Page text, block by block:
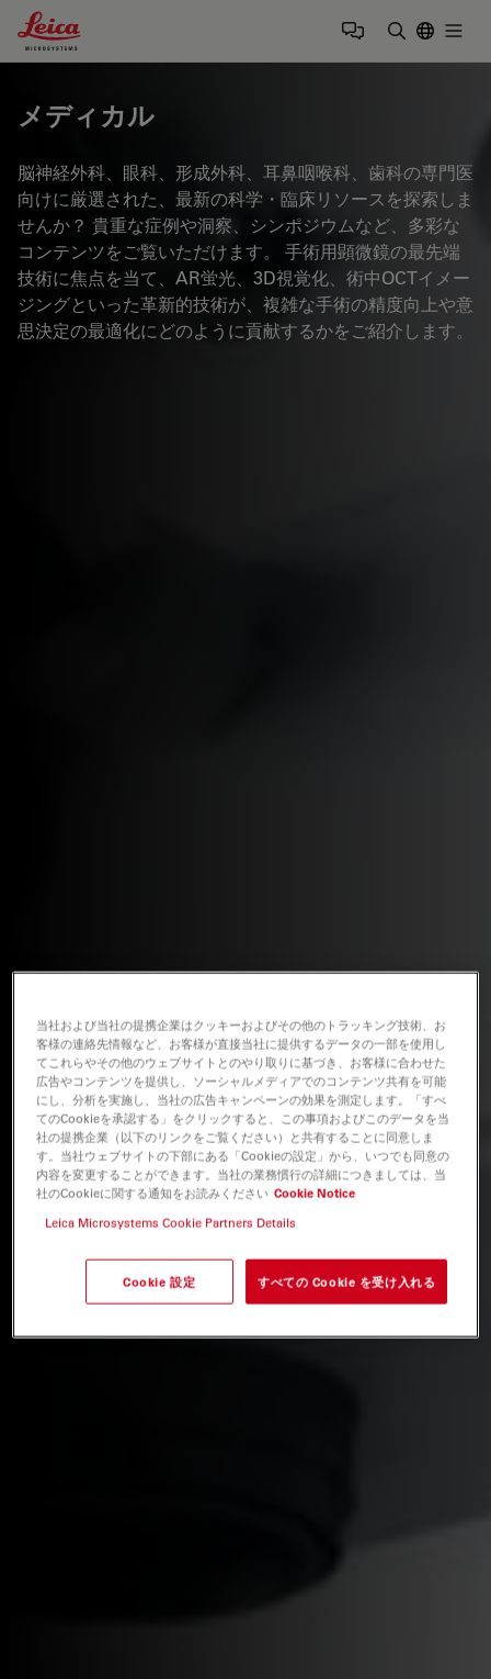
Leica Microsystems Logo
メディカル
脳神経外科、眼科、形成外科、耳鼻咽喉科、歯科の専門医
向けに厳選された、最新の科学・臨床リソースを探索しま
せんか？ 貴重な症例や洞察、シンポジウムなど、多彩な
コンテンツをご覧いただけます。 手術用顕微鏡の最先端
技術に焦点を当て、AR蛍光、3D視覚化、術中OCTイメー
ジングといった革新的技術が、複雑な手術の精度向上や意
思決定の最適化にどのように貢献するかをご紹介します。
当社および当社の提携企業はクッキーおよびその他のトラッキング技術、お
客様の連絡先情報など、お客様が直接当社に提供するデータの一部を使用し
てこれらやその他のウェブサイトとのやり取りに基づき、お客様に合わせた
広告やコンテンツを提供し、ソーシャルメディアでのコンテンツ共有を可能
にし、分析を実施し、当社の広告キャンペーンの効果を測定します。「すべ
てのCookieを承認する」をクリックすると、この事項およびこのデータを当
社の提携企業（以下のリンクをご覧ください）と共有することに同意しま
す。当社ウェブサイトの下部にある「Cookieの設定」から、いつでも同意の
内容を変更することができます。当社の業務慣行の詳細につきましては、当
社のCookieに関する通知をお読みください Cookie Notice
Leica Microsystems Cookie Partners Details
Cookie 設定 すべての Cookie を受け入れる